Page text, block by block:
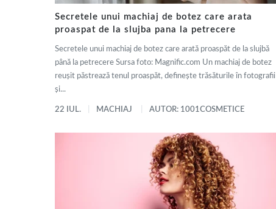
Secretele unui machiaj de botez care arata
proaspat de la slujba pana la petrecere
Secretele unui machiaj de botez care arată proaspăt de la slujbă
până la petrecere Sursa foto: Magnific.com Un machiaj de botez
reușit păstrează tenul proaspăt, definește trăsăturile în fotografii
și...
22 IUL. MACHIAJ AUTOR: 1001COSMETICE